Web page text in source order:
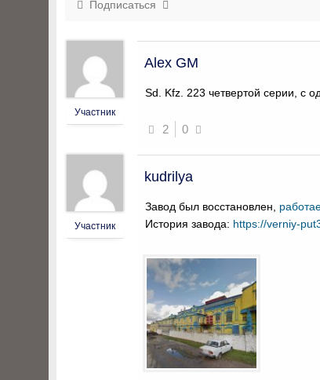
Подписаться
Участник
Alex GM
Sd. Kfz. 223 четвертой серии, с
2 0
Участник
kudrilya
Завод был восстановлен,
История завода: https://verniy-